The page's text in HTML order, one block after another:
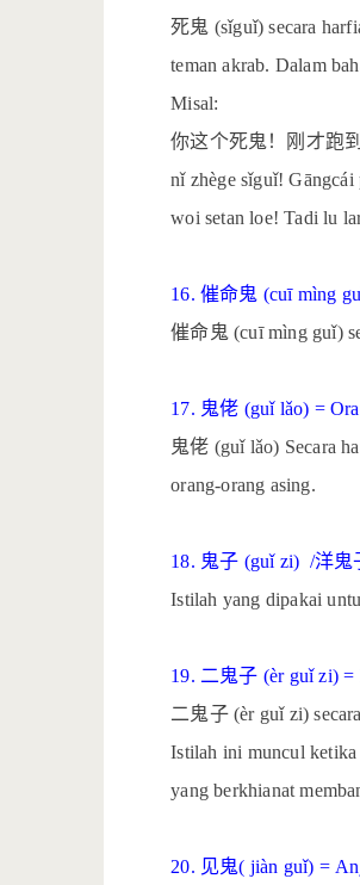
死鬼 (sǐguǐ) secara
teman akrab. Dalam
Misal:
你这个死鬼！刚才跑
nǐ zhège sǐguǐ! Gāngcái
woi setan loe! Tadi lu
16. 催命鬼 (cuī mìng
催命鬼 (cuī mìng guǐ)
17. 鬼佬 (guǐ lǎo) =
鬼佬 (guǐ lǎo) Secara
orang-orang asing.
18. 鬼子 (guǐ zi) /洋鬼
Istilah yang dipakai
19. 二鬼子 (èr guǐ zi) =
二鬼子 (èr guǐ zi)
Istilah ini muncul ketika
yang berkhianat
20. 见鬼( jiàn guǐ) =